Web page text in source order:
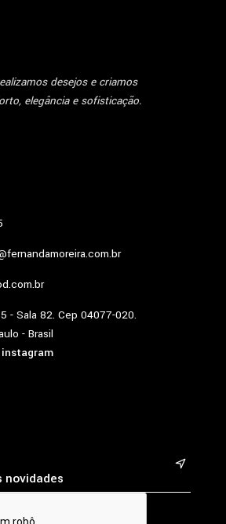
desejos e criamos
elegância e sofisticação.
- Sala 82. Cep 04077-020.
- Brasil
instagram
&